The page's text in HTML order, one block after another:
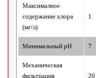
Максималное
содержание хлора
(мг/л)
1
Минимальный pH 7
Механическая
фильтрация
20